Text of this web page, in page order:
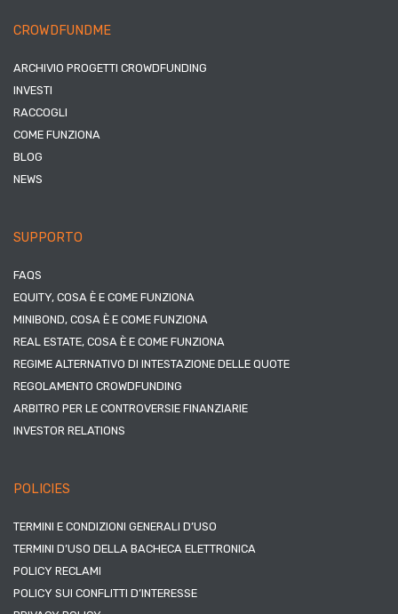
CROWDFUNDME
ARCHIVIO PROGETTI CROWDFUNDING
INVESTI
RACCOGLI
COME FUNZIONA
BLOG
NEWS
SUPPORTO
FAQS
EQUITY, COSA È E COME FUNZIONA
MINIBOND, COSA È E COME FUNZIONA
REAL ESTATE, COSA È E COME FUNZIONA
REGIME ALTERNATIVO DI INTESTAZIONE DELLE QUOTE
REGOLAMENTO CROWDFUNDING
ARBITRO PER LE CONTROVERSIE FINANZIARIE
INVESTOR RELATIONS
POLICIES
TERMINI E CONDIZIONI GENERALI D’USO
TERMINI D’USO DELLA BACHECA ELETTRONICA
POLICY RECLAMI
POLICY SUI CONFLITTI D’INTERESSE